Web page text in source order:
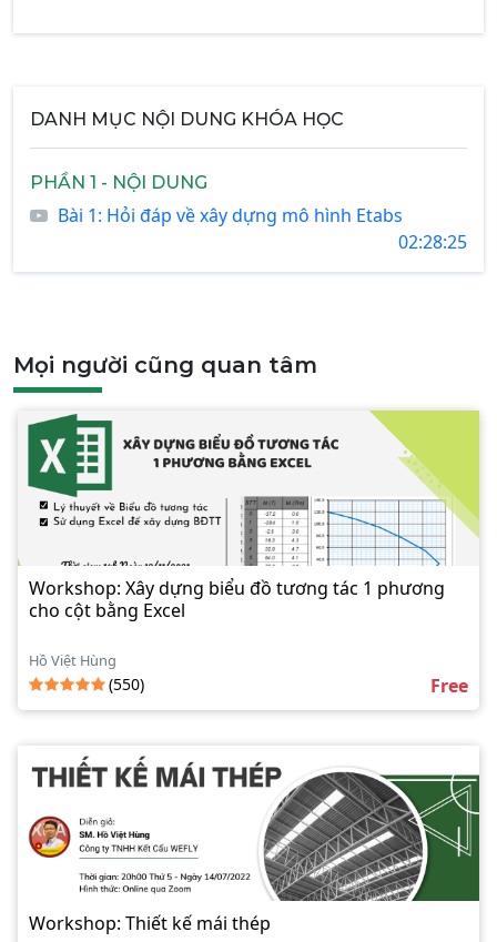
DANH MỤC NỘI DUNG KHÓA HỌC
PHẦN 1 - NỘI DUNG
Bài 1: Hỏi đáp về xây dựng mô hình Etabs
02:28:25
Mọi người cũng quan tâm
Workshop: Xây dựng biểu đồ tương tác 1 phương
cho cột bằng Excel
Hồ Việt Hùng
(550) Free
Workshop: Thiết kế mái thép